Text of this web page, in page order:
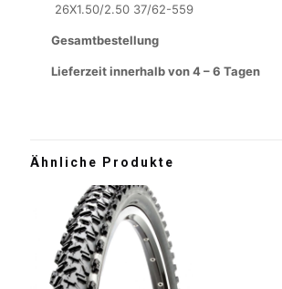
26X1.50/2.50 37/62-559
Gesamtbestellung
Lieferzeit innerhalb von 4 – 6 Tagen
Ähnliche Produkte